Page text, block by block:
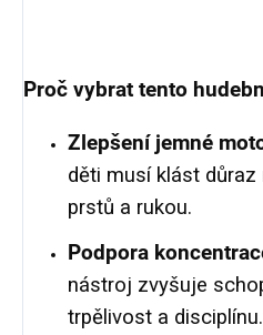
Proč vybrat tento
Zlepšení jemné
děti musí klást
prstů a rukou.
Podpora
nástroj zvyšuje
trpělivost a disciplínu.